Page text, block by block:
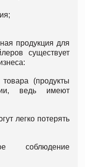
продукция для
существует
(продукты
ведь имеют
легко потерять
соблюдение